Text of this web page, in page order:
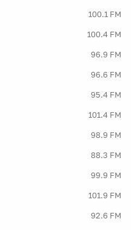
100.1 FM
100.4 FM
96.9 FM
96.6 FM
95.4 FM
101.4 FM
98.9 FM
88.3 FM
99.9 FM
101.9 FM
92.6 FM